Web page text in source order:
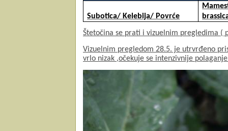
Subotica/ Kelebija/ Povrće
Štetočina se prati i vizuelnim pregledima (
Vizuelnim pregledom 28.5. je utrvrđeno
vrlo nizak ,očekuje se intenzivnije